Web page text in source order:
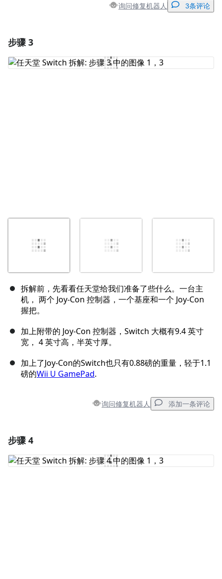
询问修复机器人 3条评论
添加评论
步骤 3
拆解前，先看看任天堂给我们准备了些什么。一台主
机， 两个 Joy-Con 控制器，一个基座和一个 Joy-Con
握把。
加上附带的 Joy-Con 控制器，Switch 大概有9.4 英寸
宽， 4 英寸高，半英寸厚。
加上了Joy-Con的Switch也只有0.88磅的重量，轻于1.1
磅的Wii U GamePad.
询问修复机器人 添加一条评论
添加评论
步骤 4